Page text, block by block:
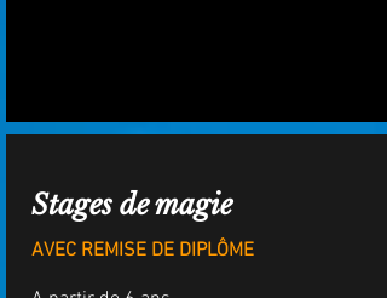
Stages de magie
AVEC REMISE DE DIPLÔME